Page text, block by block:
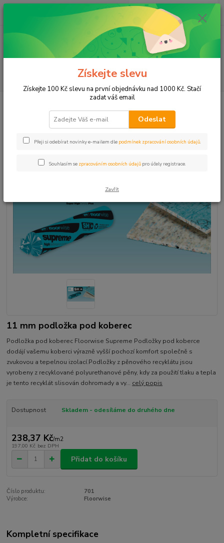
Menu
ks
za 0,00 Kč
Floorwise Supreme
11 mm podložka pod koberec
Podložka pod koberec Floorwise Supreme Podložky pod koberce
dodájí vašemu koberci výrazně vyšší pochozí komfort společně s
zvukovou a tepelnou izolací.Podložky z pěnového recyklátu jsou
vyrobeny z recyklované polyurethanové pěny, kdy za použití tlaku a tepla
je tento recyklát slisován dohromady a vy... celý popis
Dostupnost Skladem - odesíláme do druhého dne
238,37 Kč/m2
197,00 Kč bez DPH
Přidat do košíku
Číslo produktu:
701
Výrobce:
Floorwise
Kompletní specifikace
Získejte slevu
Získejte 100 Kč slevu na první objednávku nad 1000 Kč. Stačí
zadat váš email
Odeslat
Přeji si odebírat novinky e-mailem dle podmínek zpracování osobních údajů.
Souhlasím se zpracováním osobních údajů pro účely registrace.
Zavřít